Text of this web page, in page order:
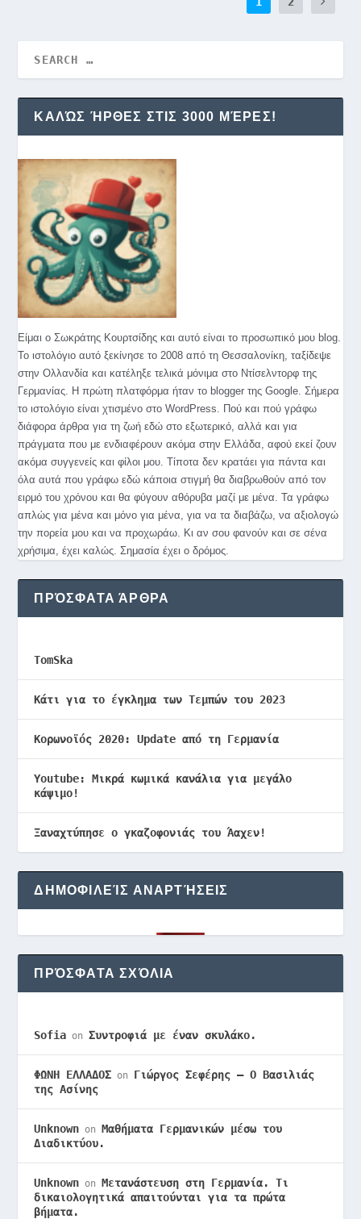
ΚΑΛΏΣ ΉΡΘΕΣ ΣΤΙΣ 3000 ΜΈΡΕΣ!
Είμαι ο Σωκράτης Κουρτσίδης και αυτό είναι το προσωπικό μου blog.
Το ιστολόγιο αυτό ξεκίνησε το 2008 από τη Θεσσαλονίκη, ταξίδεψε
στην Ολλανδία και κατέληξε τελικά μόνιμα στο Ντίσελντορφ της
Γερμανίας. Η πρώτη πλατφόρμα ήταν το blogger της Google. Σήμερα
το ιστολόγιο είναι χτισμένο στο WordPress. Πού και πού γράφω
διάφορα άρθρα για τη ζωή εδώ στο εξωτερικό, αλλά και για
πράγματα που με ενδιαφέρουν ακόμα στην Ελλάδα, αφού εκεί ζουν
ακόμα συγγενείς και φίλοι μου. Τίποτα δεν κρατάει για πάντα και
όλα αυτά που γράφω εδώ κάποια στιγμή θα διαβρωθούν από τον
ειρμό του χρόνου και θα φύγουν αθόρυβα μαζί με μένα. Τα γράφω
απλώς για μένα και μόνο για μένα, για να τα διαβάζω, να αξιολογώ
την πορεία μου και να προχωράω. Κι αν σου φανούν και σε σένα
χρήσιμα, έχει καλώς. Σημασία έχει ο δρόμος.
ΠΡΌΣΦΑΤΑ ΆΡΘΡΑ
TomSka
Κάτι για το έγκλημα των Τεμπών του 2023
Κορωνοϊός 2020: Update από τη Γερμανία
Youtube: Μικρά κωμικά κανάλια για μεγάλο
κάψιμο!
Ξαναχτύπησε ο γκαζοφονιάς του Άαχεν!
ΔΗΜΟΦΙΛΕΊΣ ΑΝΑΡΤΉΣΕΙΣ
ΠΡΌΣΦΑΤΑ ΣΧΌΛΙΑ
Sofia onΣυντροφιά με έναν σκυλάκο.
ΦΩΝΗ ΕΛΛΑΔΟΣ on Γιώργος Σεφέρης – Ο Βασιλιάς
της Ασίνης
Unknown on Μαθήματα Γερμανικών μέσω του
Διαδικτύου.
Unknown on Μετανάστευση στη Γερμανία. Τι
δικαιολογητικά απαιτούνται για τα πρώτα
βήματα.